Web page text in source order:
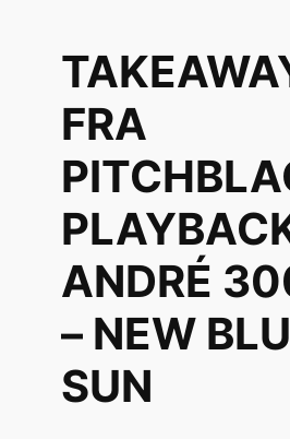
FRA
ANDRÉ
– NEW
SUN